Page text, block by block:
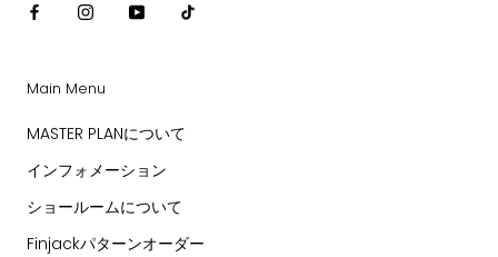
Main Menu
MASTER PLANについて
インフォメーション
ショールームについて
Finjackパターンオーダー